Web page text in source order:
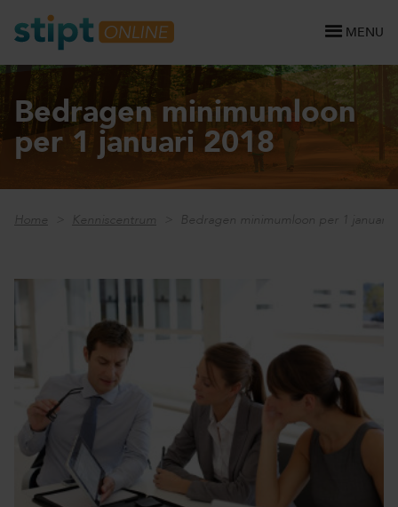
MENU
Bedragen minimumloon
per 1 januari 2018
Home Kenniscentrum Bedragen minimumloon per 1 januari